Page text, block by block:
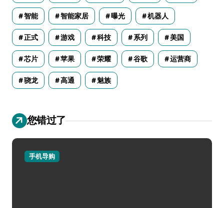
智能 智能家居 曝光 机器人
正式 游戏 科技 系列 美国
芯片 苹果 荣耀 谷歌 运营商
骁龙 高通 魅族
您错过了
手机导购